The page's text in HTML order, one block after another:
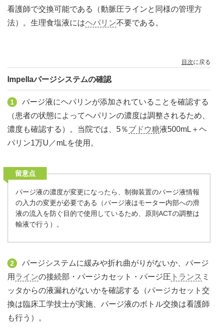
看護師で交換可能である（動脈圧ラインと同様の管理方
法）。生理食塩液にはヘパリン不要である。
目次に戻る
Impellaパージシステムの確認
1
パージ液にヘパリンが添加されていることを確認する
（患者の状態によってヘパリンの濃度は調整されるため、
濃度も確認する）。当院では、5％ブドウ糖液500mL＋ヘ
パリン1万U／mLを使用。
留意点
パージ液の濃度が変更になったら、制御装置のパージ液情報
の入力の変更が必要である（パージ液はモーター内部への滑
液の流入を防ぐ目的で使用しているため、原則ACTの調整は
輸液で行う）。
2
パージシステムに緩みや折れ曲がりがないか、パージ
用 ラインの接続部・パージカセット・パージ圧 トランス ミ
ッタからの液漏れがないかを確認する（パージカセット交
換は臨床工学技士が実施、パージ液のボトル交換は看護師
も行う）。